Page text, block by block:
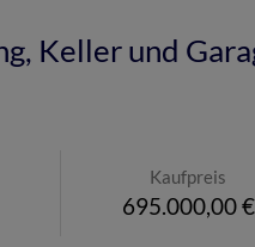
Keller und
Kaufpreis
695.000,00 €